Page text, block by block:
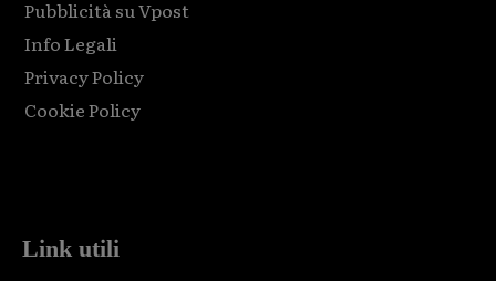
Pubblicità su Vpost
Info Legali
Privacy Policy
Cookie Policy
Link utili